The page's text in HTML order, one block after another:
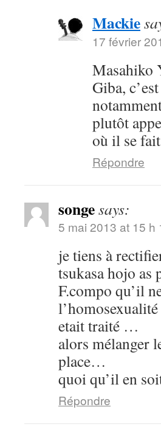
Mackie
17 février
Masahiko
Giba,
plutôt
où il se
Répondre
songesays:
5 mai 2013 at 15 h
je tiens à
tsukasa hojo as
F.compo qu’il
etait traité …
alors mélanger
place…
quoi qu’il en
Répondre